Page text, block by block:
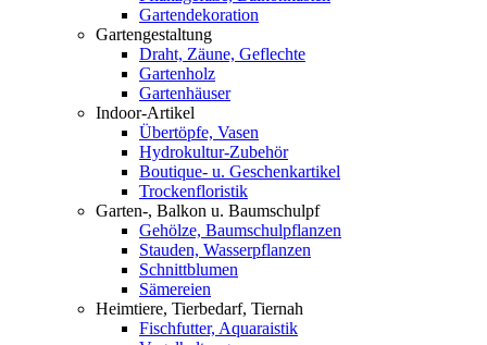
Gartendekoration
Gartengestaltung
Draht, Zäune, Geflechte
Gartenholz
Gartenhäuser
Indoor-Artikel
Übertöpfe, Vasen
Hydrokultur-Zubehör
Boutique- u. Geschenkartikel
Trockenfloristik
Garten-, Balkon u. Baumschulpf
Gehölze, Baumschulpflanzen
Stauden, Wasserpflanzen
Schnittblumen
Sämereien
Heimtiere, Tierbedarf, Tiernah
Fischfutter, Aquaraistik